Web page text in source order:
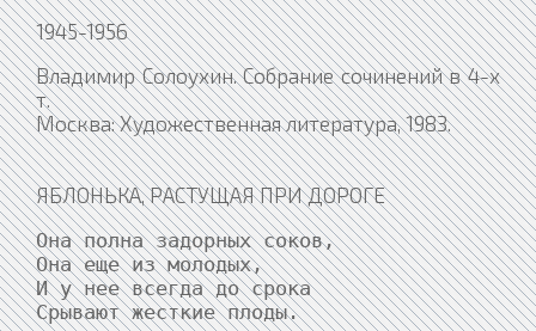
1945-1956
Владимир Солоухин. Собрание сочинений в 4-х
т.
Москва: Художественная литература, 1983.
ЯБЛОНЬКА, РАСТУЩАЯ ПРИ ДОРОГЕ
Она полна задорных соков,
Она еще из молодых,
И у нее всегда до срока
Срывают жесткие плоды.